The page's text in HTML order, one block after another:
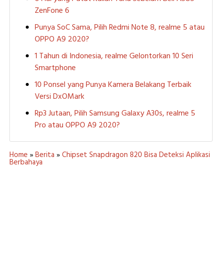
ZenFone 6
Punya SoC Sama, Pilih Redmi Note 8, realme 5 atau
OPPO A9 2020?
1 Tahun di Indonesia, realme Gelontorkan 10 Seri
Smartphone
10 Ponsel yang Punya Kamera Belakang Terbaik
Versi DxOMark
Rp3 Jutaan, Pilih Samsung Galaxy A30s, realme 5
Pro atau OPPO A9 2020?
Home »Berita »Chipset Snapdragon 820 Bisa Deteksi Aplikasi
Berbahaya